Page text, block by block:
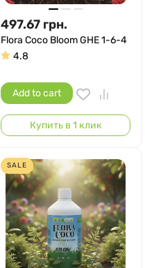
497.67 грн.
Flora Coco Bloom GHE 1-6-4
4.8
Add to cart
Купить в 1 клик
SALE